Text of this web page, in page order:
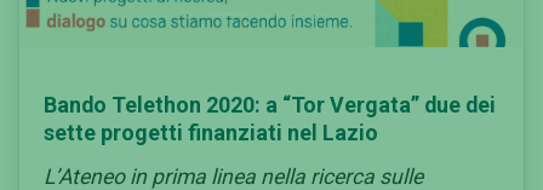
Bando Telethon 2020: a “Tor Vergata” due dei
sette progetti finanziati nel Lazio
L’Ateneo in prima linea nella ricerca sulle